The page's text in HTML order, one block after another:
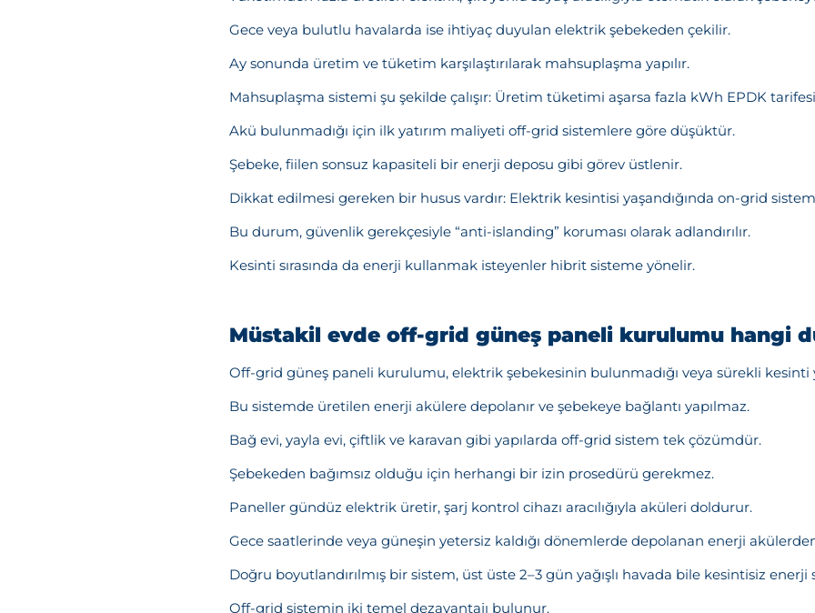
Gece veya bulutlu havalarda ise ihtiyaç duyulan elektrik şebekeden çekilir.
Ay sonunda üretim ve tüketim karşılaştırılarak mahsuplaşma yapılır.
Mahsuplaşma sistemi şu şekilde çalışır: Üretim tüketimi aşarsa fazla kWh EPDK
Akü bulunmadığı için ilk yatırım maliyeti off-grid sistemlere göre düşüktür.
Şebeke, fiilen sonsuz kapasiteli bir enerji deposu gibi görev üstlenir.
Dikkat edilmesi gereken bir husus vardır: Elektrik kesintisi yaşandığında on-grid
Bu durum, güvenlik gerekçesiyle “anti-islanding” koruması olarak adlandırılır.
Kesinti sırasında da enerji kullanmak isteyenler hibrit sisteme yönelir.
Müstakil evde off-grid güneş paneli kurulumu hangi
Off-grid güneş paneli kurulumu, elektrik şebekesinin bulunmadığı veya sürekli
Bu sistemde üretilen enerji akülere depolanır ve şebekeye bağlantı yapılmaz.
Bağ evi, yayla evi, çiftlik ve karavan gibi yapılarda off-grid sistem tek çözümdür.
Şebekeden bağımsız olduğu için herhangi bir izin prosedürü gerekmez.
Paneller gündüz elektrik üretir, şarj kontrol cihazı aracılığıyla aküleri doldurur.
Gece saatlerinde veya güneşin yetersiz kaldığı dönemlerde depolanan enerji
Doğru boyutlandırılmış bir sistem, üst üste 2–3 gün yağışlı havada bile kesintisiz enerji
Off-grid sistemin iki temel dezavantajı bulunur.